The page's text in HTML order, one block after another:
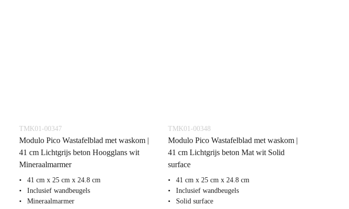
TMK01-00347
Modulo Pico Wastafelblad met waskom |
41 cm Lichtgrijs beton Hoogglans wit
Mineraalmarmer
41 cm x 25 cm x 24.8 cm
Inclusief wandbeugels
Mineraalmarmer
TMK01-00348
Modulo Pico Wastafelblad met waskom |
41 cm Lichtgrijs beton Mat wit Solid
surface
41 cm x 25 cm x 24.8 cm
Inclusief wandbeugels
Solid surface